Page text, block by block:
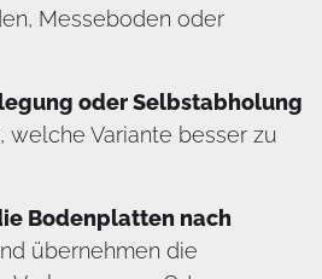
Messeboden oder
oder Selbstabholung
welche Variante besser zu
Bodenplatten nach
übernehmen die